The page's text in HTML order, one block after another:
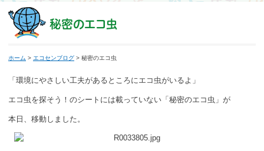
施設案内
イベント
講座
ボランティア
秘密のエコ虫
ホーム > エコセンブログ > 秘密のエコ虫
「環境にやさしい工夫があるところにエコ虫がいるよ」
エコ虫を探そう！のシートには載っていない「秘密のエコ虫」が
本日、移動しました。